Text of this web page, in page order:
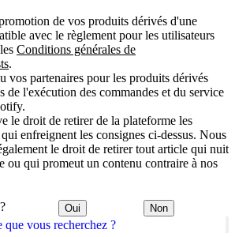
que vous recherchez ?
de vos produits dérivés d'une
avec le règlement pour les utilisateurs
Conditions générales de
.
vos partenaires pour les produits dérivés
de l'exécution des commandes et du service
le droit de retirer de la plateforme les
enfreignent les consignes ci-dessus. Nous
le droit de retirer tout article qui nuit
ou qui promeut un contenu contraire à nos
Oui Non